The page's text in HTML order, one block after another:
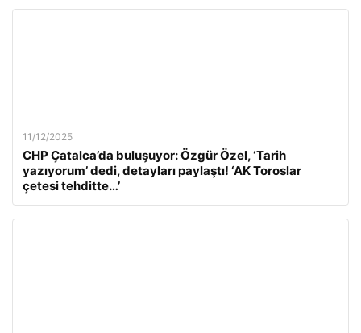
11/12/2025
CHP Çatalca’da buluşuyor: Özgür Özel, ‘Tarih
yazıyorum’ dedi, detayları paylaştı! ‘AK Toroslar
çetesi tehditte…’